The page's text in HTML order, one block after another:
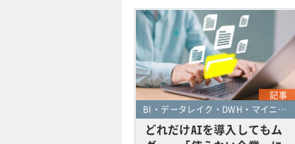
記事
BI・データレイク・DWH・マイニング
どれだけAIを導入してもム